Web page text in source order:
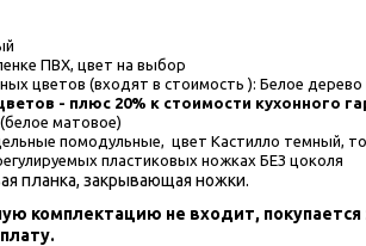
ПВХ, цвет на выбор
цветов (входят в стоимость ): Белое дерево
- плюс 20% к стоимости кухонного
матовое)
помодульные,  цвет Кастилло темный,
пластиковых ножках БЕЗ цоколя
планка, закрывающая ножки.
комплектацию не входит, покупается